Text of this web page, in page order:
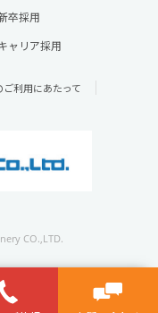
卒採用
ャリア採用
ご利用にあたって
CO.,LTD.